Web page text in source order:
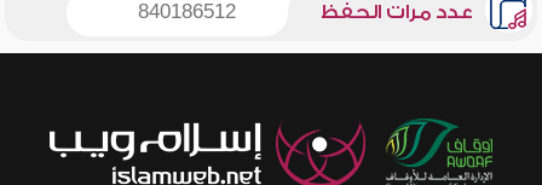
عدد مرات الحفظ 840186512